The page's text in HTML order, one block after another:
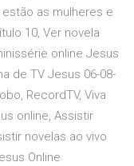
as mulheres e
10, Ver novela
online Jesus
de TV Jesus 06-08-
RecordTV, Viva
online, Assistir
novelas ao vivo
Online